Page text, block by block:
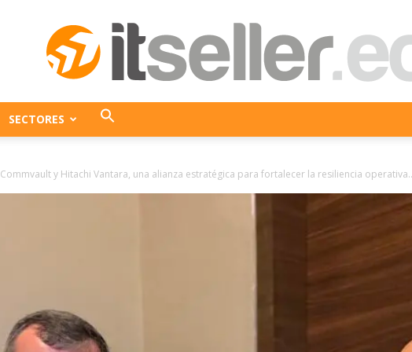
ITseller
SECTORES
Commvault y Hitachi Vantara, una alianza estratégica para fortalecer la resiliencia